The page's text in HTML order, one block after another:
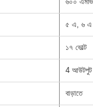
৫ এ, ৬ এ
১৭ ভোল্ট
4 আউটপুট
বাড়াতে